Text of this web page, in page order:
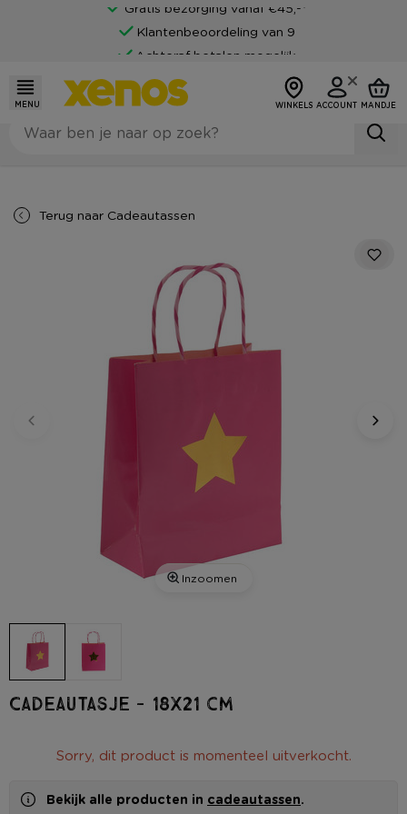
Gratis bezorging vanaf €45,-*
Klantenbeoordeling van 9
Achteraf betalen mogelijk
MENU WINKELS ACCOUNT MANDJE
Terug naar Cadeautassen
Inzoomen
Cadeautasje - 18x21 cm
Sorry, dit product is momenteel uitverkocht.
Bekijk alle producten in cadeautassen.